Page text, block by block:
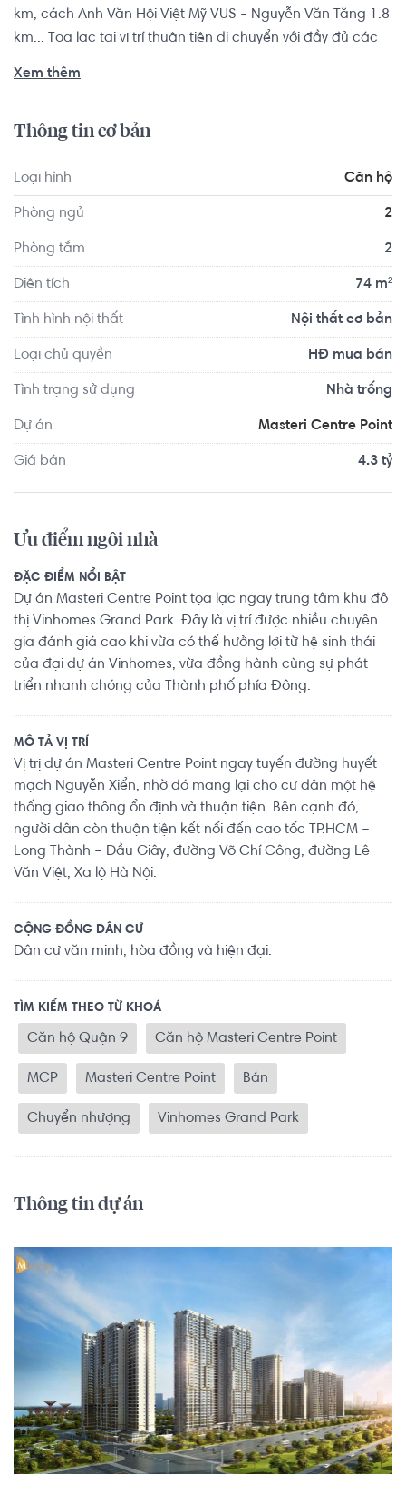
km, cách Anh Văn Hội Việt Mỹ VUS - Nguyễn Văn Tăng 1.8
km... Tọa lạc tại vị trí thuận tiện di chuyển với đầy đủ các
Xem thêm
Thông tin cơ bản
Loại hình Căn hộ
Phòng ngủ 2
Phòng tắm 2
Diện tích 74 m²
Tình hình nội thất Nội thất cơ bản
Loại chủ quyền HĐ mua bán
Tình trạng sử dụng Nhà trống
Dự án Masteri Centre Point
Giá bán 4.3 tỷ
Ưu điểm ngôi nhà
ĐẶC ĐIỂM NỔI BẬT
Dự án Masteri Centre Point tọa lạc ngay trung tâm khu đô
thị Vinhomes Grand Park. Đây là vị trí được nhiều chuyên
gia đánh giá cao khi vừa có thể hưởng lợi từ hệ sinh thái
của đại dự án Vinhomes, vừa đồng hành cùng sự phát
triển nhanh chóng của Thành phố phía Đông.
MÔ TẢ VỊ TRÍ
Vị trị dự án Masteri Centre Point ngay tuyến đường huyết
mạch Nguyễn Xiển, nhờ đó mang lại cho cư dân một hệ
thống giao thông ổn định và thuận tiện. Bên cạnh đó,
người dân còn thuận tiện kết nối đến cao tốc TP.HCM –
Long Thành – Dầu Giây, đường Võ Chí Công, đường Lê
Văn Việt, Xa lộ Hà Nội.
CỘNG ĐỒNG DÂN CƯ
Dân cư văn minh, hòa đồng và hiện đại.
TÌM KIẾM THEO TỪ KHOÁ
Căn hộ Quận 9 Căn hộ Masteri Centre Point
MCP Masteri Centre Point Bán
Chuyển nhượng Vinhomes Grand Park
Thông tin dự án